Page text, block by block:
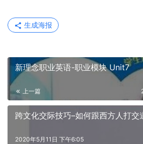
生成海报
新理念职业英语-职业模块 Unit7
上一篇
跨文化交际技巧–如何跟西方人打交
2020年5月11日 下午6:05